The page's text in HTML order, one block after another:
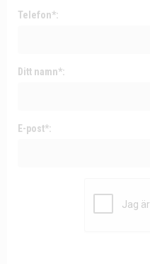
Telefon*:
Ditt namn*:
E-post*: